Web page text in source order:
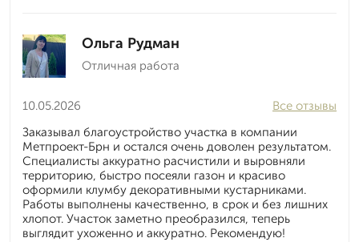
Ольга Рудман
Отличная работа
10.05.2026
Все отзывы
Заказывал благоустройство участка в компании
Метпроект-Брн и остался очень доволен результатом.
Специалисты аккуратно расчистили и выровняли
территорию, быстро посеяли газон и красиво
оформили клумбу декоративными кустарниками.
Работы выполнены качественно, в срок и без лишних
хлопот. Участок заметно преобразился, теперь
выглядит ухоженно и аккуратно. Рекомендую!